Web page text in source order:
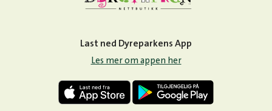
Last ned Dyreparkens App
Les mer om appen her